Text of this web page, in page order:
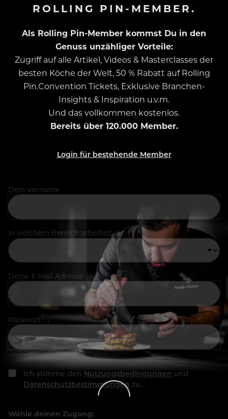
ROLLING PIN-MEMBER.
Als Rolling Pin-Member kommst Du in den
Genuss unzähliger Vorteile:
Zugriff auf alle Artikel, Videos & Masterclasses der
besten Köche der Welt, 50 % Rabatt auf Rolling
Pin.Convention Tickets, Exklusive Branchen-
Insights & Inspiration u.v.m.
Und das vollkommen kostenlos.
Bereits über 120.000 Member.
Login für bestehende Member
Dein Vorname
In welchem Bereich arbeitest du
Deine E-Mail Adresse
Passwort
Ich stimme den Nutzungsbedingungen und
Datenschutzbestimmungen zu.
Wähle deinen Zugang: